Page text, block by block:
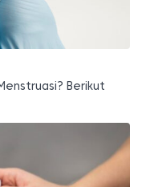
Berikut